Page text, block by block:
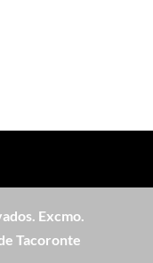
Excmo.
Tacoronte